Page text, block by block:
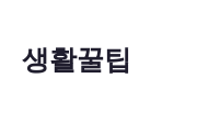
생활꿀팁